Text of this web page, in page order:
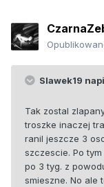
Slawek19
Tak zostal
troszke inaczej
ranil jeszcze 3
szczescie. Po
po 3 tyg. z
smieszne. No ale